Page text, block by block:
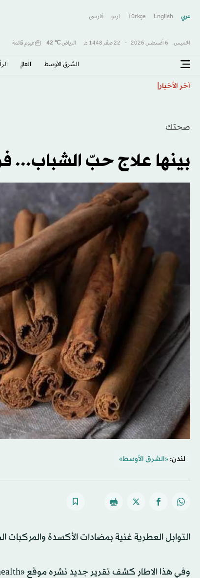
عربي English
Türkçe اردو فارسى
الخميس, 6 أغسطس 2026 - 22 صفَر 1448 هـ الرياض℃
42 غيوم قاتمة
الشرق الأوسط​ العالم
آخر الأخبار
صحتك
بينها علاج حبّ الشباب...
لندن: «الشرق الأوسط»
التوابل العطرية غنية بمضادات الأكسدة والمركبات
وفي هذا الاطار كشف تقرير جديد نشره موقع «onlymyhealth» الطبي المتخصص الفوائد الصحية والجمالية للقرفة: